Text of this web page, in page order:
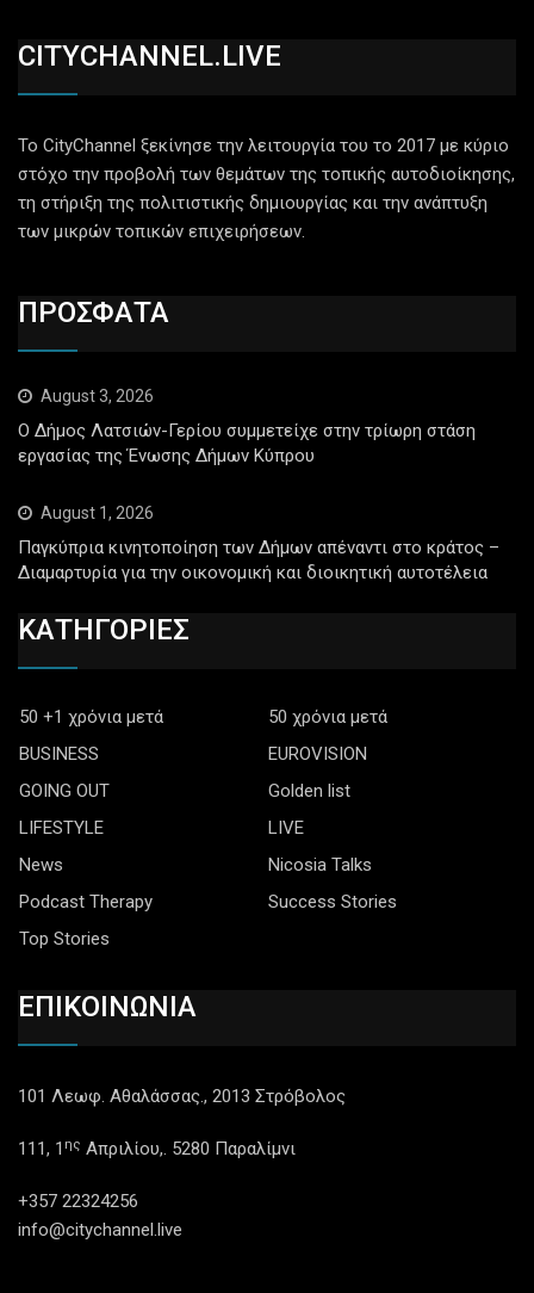
CITYCHANNEL.LIVE
Το CityChannel ξεκίνησε την λειτουργία του το 2017 με κύριο
στόχο την προβολή των θεμάτων της τοπικής αυτοδιοίκησης,
τη στήριξη της πολιτιστικής δημιουργίας και την ανάπτυξη
των μικρών τοπικών επιχειρήσεων.
ΠΡΟΣΦΑΤΑ
August 3, 2026
Ο Δήμος Λατσιών-Γερίου συμμετείχε στην τρίωρη στάση
εργασίας της Ένωσης Δήμων Κύπρου
August 1, 2026
Παγκύπρια κινητοποίηση των Δήμων απέναντι στο κράτος –
Διαμαρτυρία για την οικονομική και διοικητική αυτοτέλεια
ΚΑΤΗΓΟΡΙΕΣ
50 +1 χρόνια μετά
50 χρόνια μετά
BUSINESS
EUROVISION
GOING OUT
Golden list
LIFESTYLE
LIVE
News
Nicosia Talks
Podcast Therapy
Success Stories
Top Stories
ΕΠΙΚΟΙΝΩΝΙΑ
101 Λεωφ. Αθαλάσσας., 2013 Στρόβολος
111, 1 ης Απριλίου,. 5280 Παραλίμνι
+357 22324256
info@citychannel.live